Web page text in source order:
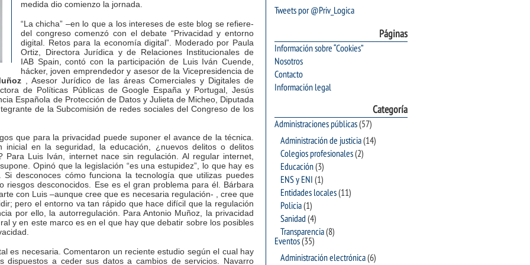
medida dio comienzo la jornada.
“La chicha” –en lo que a los intereses de este blog se refiere-
del congreso comenzó con el debate “Privacidad y entorno
digital. Retos para la economía digital”. Moderado por Paula
Ortiz, Directora Jurídica y de Relaciones Institucionales de
IAB Spain, contó con la participación de Luis Iván Cuende,
hácker, joven emprendedor y asesor de la Vicepresidencia de
, Asesor Jurídico de las áreas Comerciales y Digitales de
de Políticas Públicas de Google España y Portugal, Jesús
Española de Protección de Datos y Julieta de Micheo, Diputada
de la Subcomisión de redes sociales del Congreso de los
que para la privacidad puede suponer el avance de la técnica.
inicial en la seguridad, la educación, ¿nuevos delitos o delitos
Para Luis Iván, internet nace sin regulación. Al regular internet,
Opinó que la legislación “es una estupidez”, lo que hay es
Si desconoces cómo funciona la tecnología que utilizas puedes
riesgos desconocidos. Ese es el gran problema para él. Bárbara
con Luis –aunque cree que es necesaria regulación- , cree que
pero el entorno va tan rápido que hace difícil que la regulación
por ello, la autorregulación. Para Antonio Muñoz, la privacidad
y en este marco es en el que hay que debatir sobre los posibles
es necesaria. Comentaron un reciente estudio según el cual hay
dispuestos a ceder sus datos a cambios de servicios. Navarro
Tweets por @Priv_Logica
Páginas
Información sobre “Cookies”
Nosotros
Contacto
Información legal
Categoría
Administraciones públicas(57)
Administración de justicia(14)
Colegios profesionales(2)
Educación(3)
ENS y ENI (1)
Entidades locales(11)
Policia(1)
Sanidad (4)
Transparencia(8)
Eventos(35)
Administración electrónica(6)